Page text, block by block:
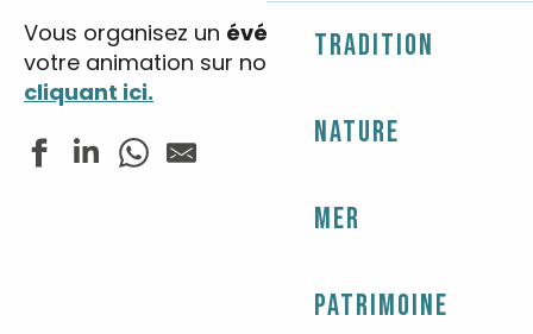
Tradition
Nature
Mer
Patrimoine
Vous organisez un événement ? Annoncez
votre animation sur notre site web en
cliquant ici.
Tennis de table - Tournoi de l'été